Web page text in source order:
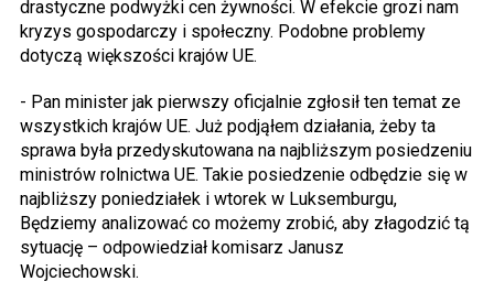
drastyczne podwyżki cen żywności. W efekcie grozi nam
kryzys gospodarczy i społeczny. Podobne problemy
dotyczą większości krajów UE.
- Pan minister jak pierwszy oficjalnie zgłosił ten temat ze
wszystkich krajów UE. Już podjąłem działania, żeby ta
sprawa była przedyskutowana na najbliższym posiedzeniu
ministrów rolnictwa UE. Takie posiedzenie odbędzie się w
najbliższy poniedziałek i wtorek w Luksemburgu,
Będziemy analizować co możemy zrobić, aby złagodzić tą
sytuację – odpowiedział komisarz Janusz
Wojciechowski.